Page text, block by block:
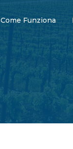
Come Funziona